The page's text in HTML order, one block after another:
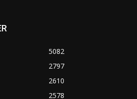
5082
2797
2610
2578